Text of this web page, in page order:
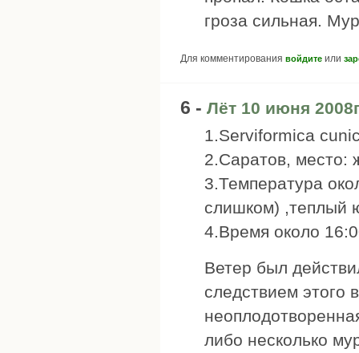
гроза сильная.
Для комментирования войдите или
6 - Лёт 10 июня
1.Serviformica
2.Саратов, место:
3.Температура
слишком) ,теплый
4.Время около
Ветер был
следствием этого
либо несколько